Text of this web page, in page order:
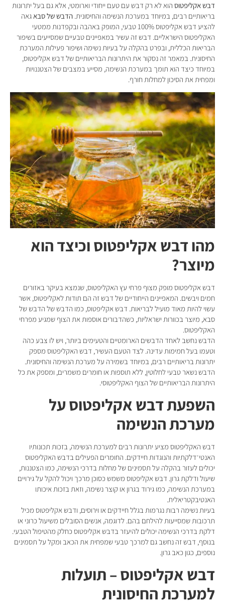
דבש אקליפטוס הוא לא רק דבש עם טעם ייחודי וארומטי, אלא גם בעל יתרונות
בריאותיים רבים, במיוחד במערכת הנשימה והחיסונית. הדבש של סבאגאה
להציע דבש אקליפטוס 100% טבעי, המופק באהבה ובקפדנות ממטעי
האקליפטוס הישראליים. דבש זה עשיר במאפיינים טבעיים שמסייעים בשיפור
הבריאות הכללית, ובפרט בהקלה על בעיות נשימה ושיפור פעילות המערכת
החיסונית. במאמר זה נסקור את היתרונות הבריאותיים של דבש אקליפטוס,
במיוחד כיצד הוא תומך במערכת הנשימה, מסייע במצבים של הצטננויות
ומפחית את הסיכון למחלות חורף.
מהו דבש אקליפטוס וכיצד הוא
מיוצר?
דבש אקליפטוס מופק מצוף פרחי עץ האקליפטוס, שנמצא בעיקר באזורים
חמים ויבשים. המאפיינים הייחודיים של דבש זה הם תודות לאקליפטוס, אשר
עשוי להיות מאוד מועיל לבריאות. דבש אקליפטוס, כמו הדבש של הדבש של
סבא, מיוצר בכוורות ישראליות, כשהדבורים אוספות את הצוף שמגיע מפרחי
האקליפטוס.
הדבש נחשב לאחד הדבשים הארומטיים והטעימים ביותר, ויש לו צבע כהה
וטעמו בעל חמימות עדינה. לצד הטעם העשיר, דבש האקליפטוס מספק
יתרונות בריאותיים רבים, במיוחד בשמירה על מערכת הנשימה והחיסונית.
הדבש נשאר טבעי לחלוטין, ללא תוספות או חומרים משמרים, ומספק את כל
היתרונות הבריאותיים של הצוף האקליפטוסי.
השפעת דבש אקליפטוס על
מערכת הנשימה
דבש האקליפטוס מציע יתרונות רבים למערכת הנשימה, בזכות תכונותיו
האנטי־דלקתיות והנוגדות חיידקים. החומרים הפעילים בדבש האקליפטוס
יכולים לעזור בהקלה על תסמינים של מחלות בדרכי הנשימה, כמו הצטננות,
שיעול ודלקת גרון. דבש אקליפטוס משמש כסוכן מרכך ויכול להקל על גירויים
במערכת הנשימה, כמו גירוד בגרון או קוצר נשימה, וזאת בזכות איכותו
האנטיבקטריאלית.
בעיות נשימה רבות נגרמות בגלל חיידקים או וירוסים, ודבש אקליפטוס מכיל
תרכובות שמסייעות להילחם בהם. לדוגמה, אנשים הסובלים משיעול כרוני או
דלקת בדרכי הנשימה יכולים להיעזר בדבש אקליפטוס כחלק מהטיפול הטבעי.
בנוסף, דבש זה נחשב גם למרכך טבעי שמפחית את הכאב ומקל על תסמינים
נוספים, כגון כאב גרון.
דבש אקליפטוס – תועלות
למערכת החיסונית